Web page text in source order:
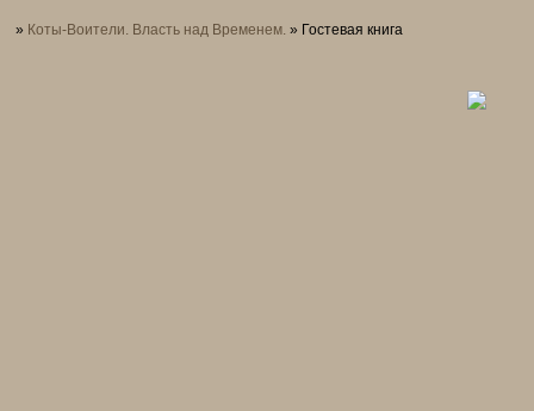
» Коты-Воители. Власть над Временем. » Гостевая книга